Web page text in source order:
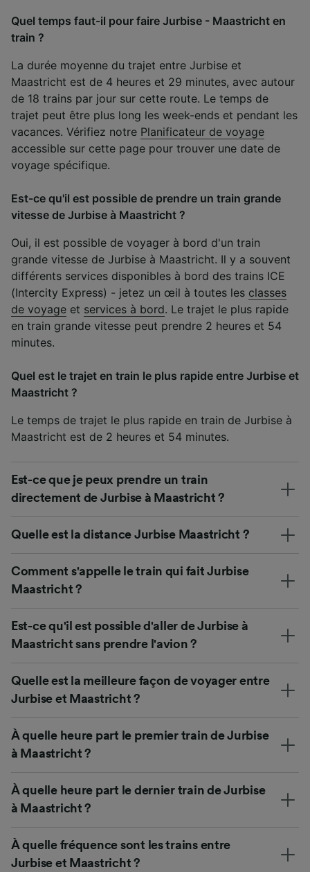
Quel temps faut-il pour faire Jurbise - Maastricht en
train ?
La durée moyenne du trajet entre Jurbise et
Maastricht est de 4 heures et 29 minutes, avec autour
de 18 trains par jour sur cette route. Le temps de
trajet peut être plus long les week-ends et pendant les
vacances. Vérifiez notre Planificateur de voyage
accessible sur cette page pour trouver une date de
voyage spécifique.
Est-ce qu'il est possible de prendre un train grande
vitesse de Jurbise à Maastricht ?
Oui, il est possible de voyager à bord d'un train
grande vitesse de Jurbise à Maastricht. Il y a souvent
différents services disponibles à bord des trains ICE
(Intercity Express) - jetez un œil à toutes les classes
de voyage et services à bord. Le trajet le plus rapide
en train grande vitesse peut prendre 2 heures et 54
minutes.
Quel est le trajet en train le plus rapide entre Jurbise et
Maastricht ?
Le temps de trajet le plus rapide en train de Jurbise à
Maastricht est de 2 heures et 54 minutes.
Est-ce que je peux prendre un train
directement de Jurbise à Maastricht ?
Quelle est la distance Jurbise Maastricht ?
Comment s'appelle le train qui fait Jurbise
Maastricht ?
Est-ce qu'il est possible d'aller de Jurbise à
Maastricht sans prendre l'avion ?
Quelle est la meilleure façon de voyager entre
Jurbise et Maastricht ?
À quelle heure part le premier train de Jurbise
à Maastricht ?
À quelle heure part le dernier train de Jurbise
à Maastricht ?
À quelle fréquence sont les trains entre
Jurbise et Maastricht ?